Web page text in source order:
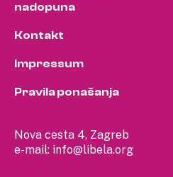
Nova cesta 4, Zagreb
e-mail: info@libela.org
nadopuna
Kontakt
Impressum
Pravila ponašanja